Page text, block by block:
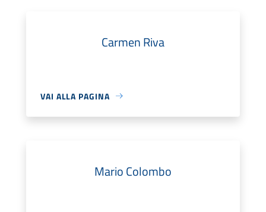
Carmen Riva
VAI ALLA PAGINA
Mario Colombo